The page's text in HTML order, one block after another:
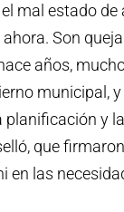
mal estado
Son
años,
municipal,
planificación y
que
en las